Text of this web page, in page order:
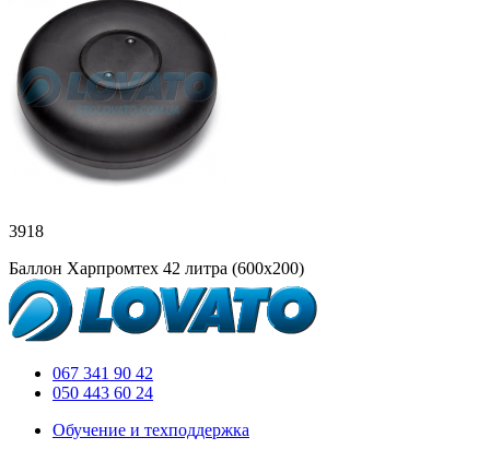
3918
Баллон Харпромтех 42 литра (600х200)
067 341 90 42
050 443 60 24
Обучение и техподдержка